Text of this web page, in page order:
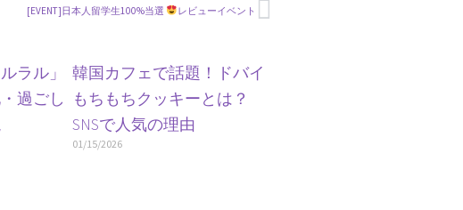
[EVENT]日本人留学生100%当選 レビューイベント
ラル」
過ごし
韓国カフェで話題！ドバイ
もちもちクッキーとは？
SNSで人気の理由
01/15/2026